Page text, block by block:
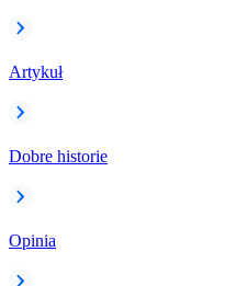
Artykuł
Dobre historie
Opinia